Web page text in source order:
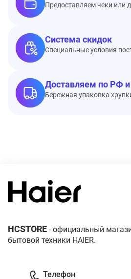
Предоставляем чеки или
Система скидок
Специальные условия
Доставляем по РФ
Бережная упаковка
HCSTORE - официальный
бытовой техники HAIER.
Телефон